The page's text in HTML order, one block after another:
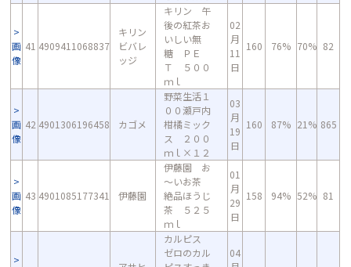
画
像
41 4909411068837
キリン
ビバレ
ッジ
キリン 午
後の紅茶お
いしい無
糖 ＰＥ
Ｔ ５００
ｍｌ
02
月
11
日
160 76% 70% 82
画
像
42 4901306196458 カゴメ
野菜生活１
００瀬戸内
柑橘ミック
ス ２００
ｍｌ×１２
03
月
19
日
160 87% 21% 865
画
像
43 4901085177341 伊藤園
伊藤園 お
～いお茶
絶品ほうじ
茶 ５２５
ｍｌ
01
月
29
日
158 94% 52% 81
カルピス
ゼロのカル
04